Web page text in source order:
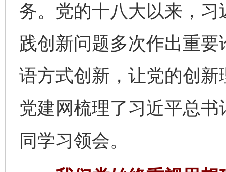
务。党的十八大以来，
践创新问题多次作出重
语方式创新，让党的创新
党建网梳理了习近平总
同学习领会。